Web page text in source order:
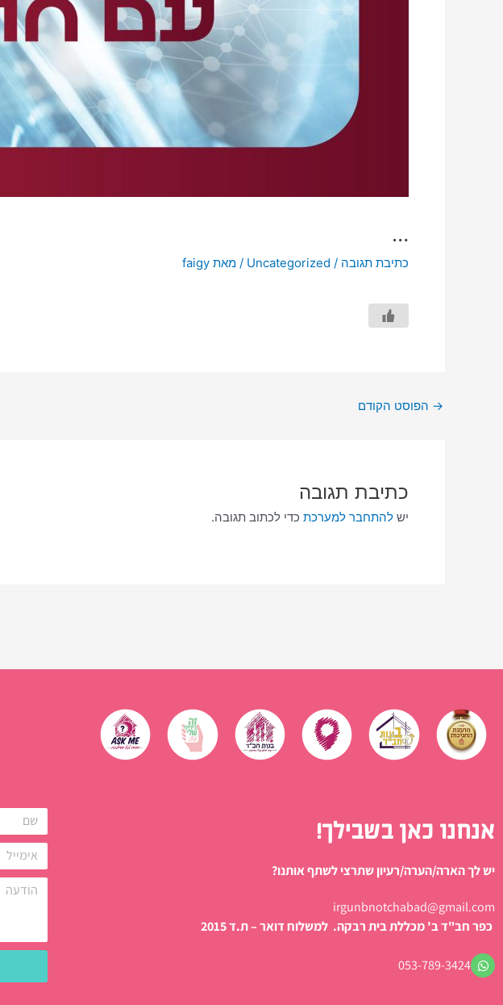
…
כתיבת תגובה /
Uncategorized / מאת faigy
→ הפוסט הקודם
כתיבת תגובה
יש להתחבר למערכת כדי לכתוב תגובה.
אנחנו כאן בשבילך!
יש לך הארה/הערה/רעיון שתרצי לשתף אותנו?
irgunbnotchabad@gmail.com
כפר חב"ד ב' מכללת בית רבקה. למשלוח דואר – ת.ד 2015
053-789-3424